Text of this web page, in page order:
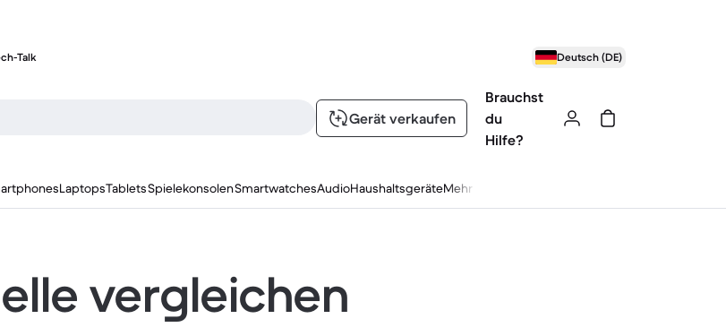
Talk Deutsch (DE)
Gerät verkaufen
Brauchst
du
Hilfe?
LaptopsTabletsSpielekonsolenSmartwatchesAudioHaushaltsgeräteMehr
vergleichen